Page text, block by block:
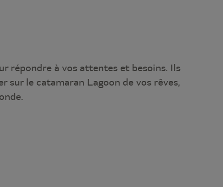
répondre à vos attentes et besoins. Ils
sur le catamaran Lagoon de vos rêves,